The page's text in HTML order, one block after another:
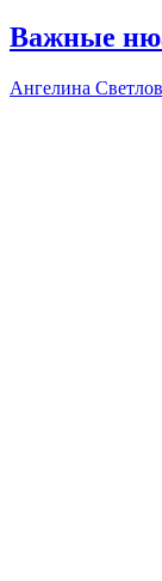
Важные
Ангелина